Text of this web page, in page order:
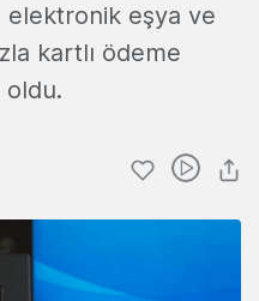
eşya ve
kartlı ödeme
oldu.